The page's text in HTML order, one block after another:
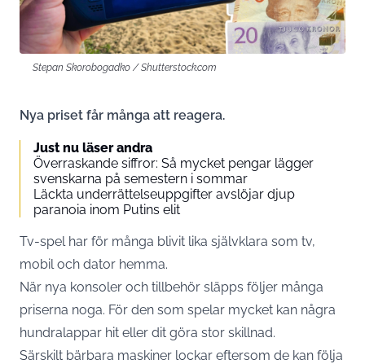
Stepan Skorobogadko / Shutterstock.com
Nya priset får många att reagera.
Just nu läser andra
Överraskande siffror: Så mycket pengar lägger
svenskarna på semestern i sommar
Läckta underrättelseuppgifter avslöjar djup
paranoia inom Putins elit
Tv-spel har för många blivit lika självklara som tv,
mobil och dator hemma.
När nya konsoler och tillbehör släpps följer många
priserna noga. För den som spelar mycket kan några
hundralappar hit eller dit göra stor skillnad.
Särskilt bärbara maskiner lockar eftersom de kan följa